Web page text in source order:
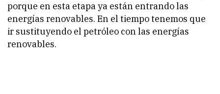
porque en esta etapa ya están entrando las
energías renovables. En el tiempo tenemos que
ir sustituyendo el petróleo con las energías
renovables.